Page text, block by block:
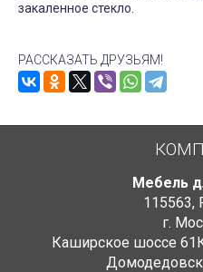
закаленное стекло.
РАССКАЗАТЬ ДРУЗЬЯМ!
Мебель
115563,
г.
Каширское шоссе